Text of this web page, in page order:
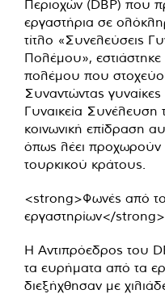
Περιοχών (DBP) που
εργαστήρια σε
τίτλο «Συνελεύσεις
Πολέμου», εστιάστηκε
πολέμου που
Συναντώντας
Γυναικεία Συνέλευση
κοινωνική επίδραση
όπως λέει προχωρούν
τουρκικού κράτους.
<strong>Φωνές από το
εργαστηρίων</strong>
Η Αντιπρόεδρος του
τα ευρήματα από τα
διεξήχθησαν με